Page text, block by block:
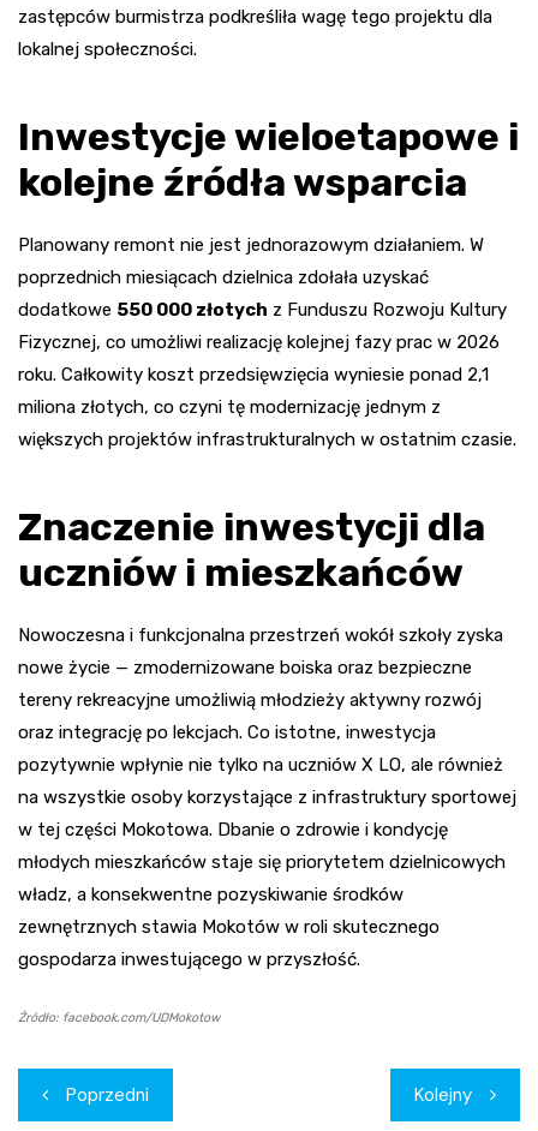
zastępców burmistrza podkreśliła wagę tego projektu dla
lokalnej społeczności.
Inwestycje wieloetapowe i
kolejne źródła wsparcia
Planowany remont nie jest jednorazowym działaniem. W
poprzednich miesiącach dzielnica zdołała uzyskać
dodatkowe 550 000 złotych z Funduszu Rozwoju Kultury
Fizycznej, co umożliwi realizację kolejnej fazy prac w 2026
roku. Całkowity koszt przedsięwzięcia wyniesie ponad 2,1
miliona złotych, co czyni tę modernizację jednym z
większych projektów infrastrukturalnych w ostatnim czasie.
Znaczenie inwestycji dla
uczniów i mieszkańców
Nowoczesna i funkcjonalna przestrzeń wokół szkoły zyska
nowe życie — zmodernizowane boiska oraz bezpieczne
tereny rekreacyjne umożliwią młodzieży aktywny rozwój
oraz integrację po lekcjach. Co istotne, inwestycja
pozytywnie wpłynie nie tylko na uczniów X LO, ale również
na wszystkie osoby korzystające z infrastruktury sportowej
w tej części Mokotowa. Dbanie o zdrowie i kondycję
młodych mieszkańców staje się priorytetem dzielnicowych
władz, a konsekwentne pozyskiwanie środków
zewnętrznych stawia Mokotów w roli skutecznego
gospodarza inwestującego w przyszłość.
Źródło: facebook.com/UDMokotow
Nawigacja
Poprzedni Kolejny